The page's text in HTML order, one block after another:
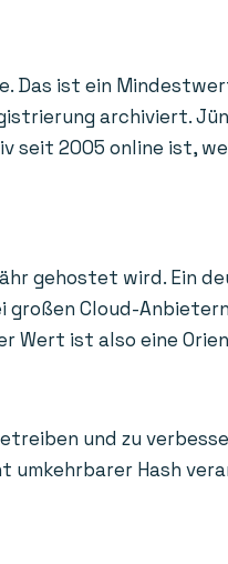
ist ein
archiviert.
seit 2005 online ist,
gehostet wird. Ein
Cloud-
ist also eine
und zu
Hash